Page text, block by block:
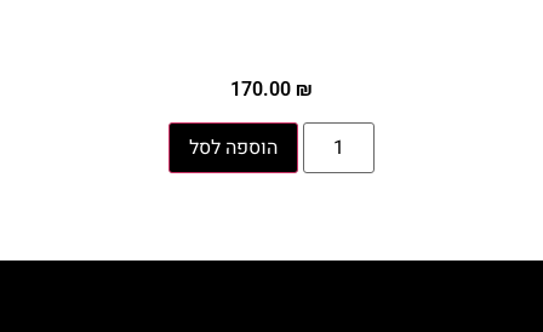
170.00 ₪
הוספה לסל